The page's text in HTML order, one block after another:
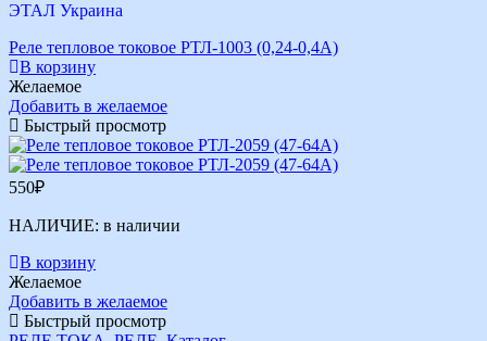
ЭТАЛ Украина
Реле тепловое токовое РТЛ-1003 (0,24-0,4А)
В корзину
Желаемое
Добавить в желаемое
Быстрый просмотр
550₽
НАЛИЧИЕ: в наличии
В корзину
Желаемое
Добавить в желаемое
Быстрый просмотр